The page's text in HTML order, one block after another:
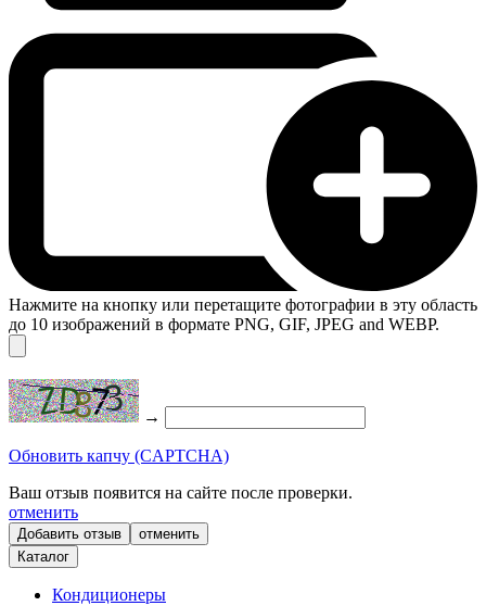
Нажмите на кнопку или перетащите фотографии в эту область
до 10 изображений в формате PNG, GIF, JPEG and WEBP.
→
Обновить капчу (CAPTCHA)
Ваш отзыв появится на сайте после проверки.
отменить
отменить
Каталог
Кондиционеры